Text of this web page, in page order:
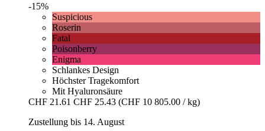
-15%
Suspicious
Roserin
Fatal
Poisonberry
Enigma
Schlankes Design
Höchster Tragekomfort
Mit Hyaluronsäure
CHF 21.61 CHF 25.43 (CHF 10 805.00 / kg)
Zustellung bis 14. August